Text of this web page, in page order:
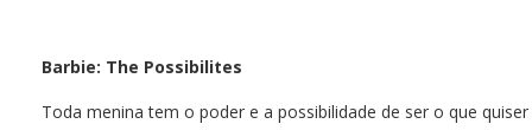
Barbie: The Possibilites
Toda menina tem o poder e a possibilidade de ser o que quiser